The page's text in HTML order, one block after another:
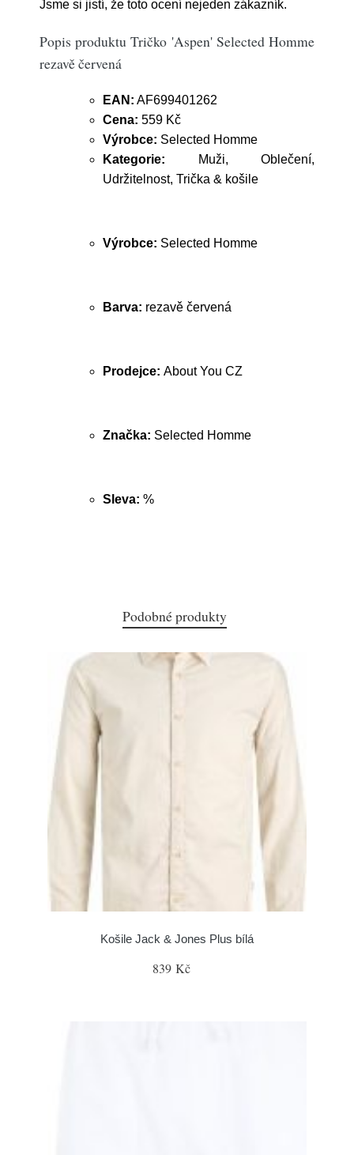
Jsme si jistí, že toto ocení nejeden zákazník.
Popis produktu Tričko 'Aspen' Selected Homme
rezavě červená
EAN: AF699401262
Cena: 559 Kč
Výrobce: Selected Homme
Kategorie: Muži, Oblečení,
Udržitelnost, Trička & košile
Výrobce: Selected Homme
Barva: rezavě červená
Prodejce: About You CZ
Značka: Selected Homme
Sleva: %
Podobné produkty
Košile Jack & Jones Plus bílá
839 Kč